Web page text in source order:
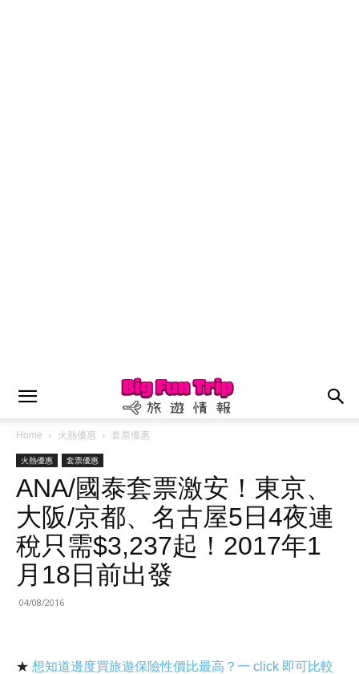
Home 火熱優惠 套票優惠
火熱優惠 套票優惠
ANA/國泰套票激安！東京、
大阪/京都、名古屋5日4夜連
稅只需$3,237起！2017年1
月18日前出發
04/08/2016
★ 想知道邊度買旅遊保險性價比最高？一 click 即可比較